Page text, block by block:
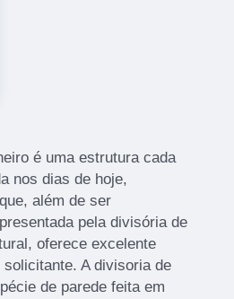
é uma estrutura cada
nos dias de hoje,
além de ser
pela divisória de
oferece excelente
A divisoria de
de parede feita em